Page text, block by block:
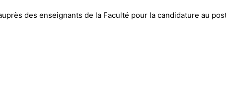
des enseignants de la Faculté pour la candidature au